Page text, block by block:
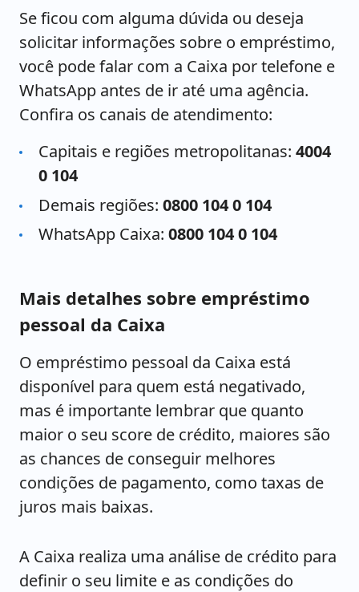
Se ficou com alguma dúvida ou deseja
solicitar informações sobre o empréstimo,
você pode falar com a Caixa por telefone e
WhatsApp antes de ir até uma agência.
Confira os canais de atendimento:
Capitais e regiões metropolitanas: 4004
0 104
Demais regiões: 0800 104 0 104
WhatsApp Caixa: 0800 104 0 104
Mais detalhes sobre empréstimo
pessoal da Caixa
O empréstimo pessoal da Caixa está
disponível para quem está negativado,
mas é importante lembrar que quanto
maior o seu score de crédito, maiores são
as chances de conseguir melhores
condições de pagamento, como taxas de
juros mais baixas.
A Caixa realiza uma análise de crédito para
definir o seu limite e as condições do